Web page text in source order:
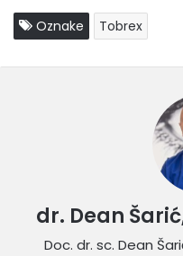
Oznake Tobrex
dr. Dean
Doc. dr. sc. Dean